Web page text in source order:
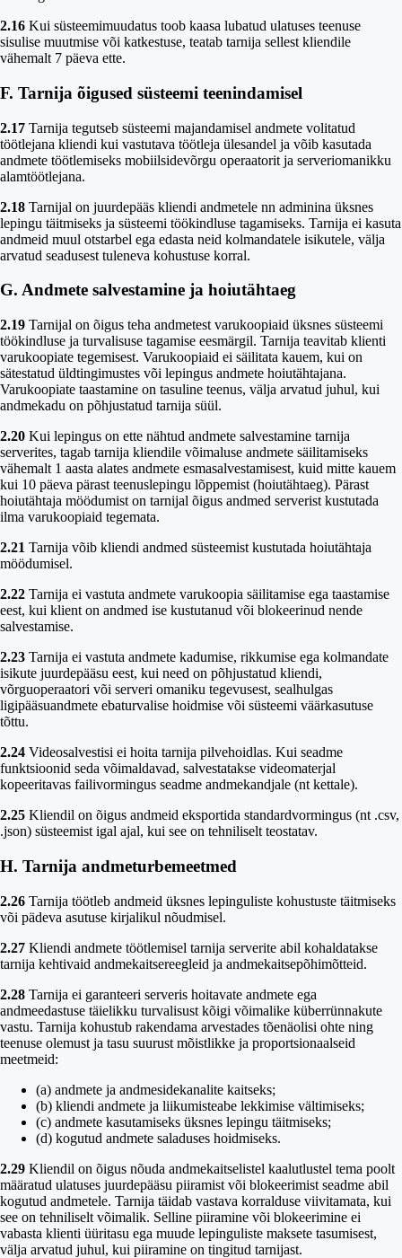
2.16 Kui süsteemimuudatus toob kaasa lubatud ulatuses teenuse
sisulise muutmise või katkestuse, teatab tarnija sellest kliendile
vähemalt 7 päeva ette.
F. Tarnija õigused süsteemi teenindamisel
2.17 Tarnija tegutseb süsteemi majandamisel andmete volitatud
töötlejana kliendi kui vastutava töötleja ülesandel ja võib kasutada
andmete töötlemiseks mobiilsidevõrgu operaatorit ja serveriomanikku
alamtöötlejana.
2.18 Tarnijal on juurdepääs kliendi andmetele nn adminina üksnes
lepingu täitmiseks ja süsteemi töökindluse tagamiseks. Tarnija ei kasuta
andmeid muul otstarbel ega edasta neid kolmandatele isikutele, välja
arvatud seadusest tuleneva kohustuse korral.
G. Andmete salvestamine ja hoiutähtaeg
2.19 Tarnijal on õigus teha andmetest varukoopiaid üksnes süsteemi
töökindluse ja turvalisuse tagamise eesmärgil. Tarnija teavitab klienti
varukoopiate tegemisest. Varukoopiaid ei säilitata kauem, kui on
sätestatud üldtingimustes või lepingus andmete hoiutähtajana.
Varukoopiate taastamine on tasuline teenus, välja arvatud juhul, kui
andmekadu on põhjustatud tarnija süül.
2.20 Kui lepingus on ette nähtud andmete salvestamine tarnija
serverites, tagab tarnija kliendile võimaluse andmete säilitamiseks
vähemalt 1 aasta alates andmete esmasalvestamisest, kuid mitte kauem
kui 10 päeva pärast teenuslepingu lõppemist (hoiutähtaeg). Pärast
hoiutähtaja möödumist on tarnijal õigus andmed serverist kustutada
ilma varukoopiaid tegemata.
2.21 Tarnija võib kliendi andmed süsteemist kustutada hoiutähtaja
möödumisel.
2.22 Tarnija ei vastuta andmete varukoopia säilitamise ega taastamise
eest, kui klient on andmed ise kustutanud või blokeerinud nende
salvestamise.
2.23 Tarnija ei vastuta andmete kadumise, rikkumise ega kolmandate
isikute juurdepääsu eest, kui need on põhjustatud kliendi,
võrguoperaatori või serveri omaniku tegevusest, sealhulgas
ligipääsuandmete ebaturvalise hoidmise või süsteemi väärkasutuse
tõttu.
2.24 Videosalvestisi ei hoita tarnija pilvehoidlas. Kui seadme
funktsioonid seda võimaldavad, salvestatakse videomaterjal
kopeeritavas failivormingus seadme andmekandjale (nt kettale).
2.25 Kliendil on õigus andmeid eksportida standardvormingus (nt .csv,
.json) süsteemist igal ajal, kui see on tehniliselt teostatav.
H. Tarnija andmeturbemeetmed
2.26 Tarnija töötleb andmeid üksnes lepinguliste kohustuste täitmiseks
või pädeva asutuse kirjalikul nõudmisel.
2.27 Kliendi andmete töötlemisel tarnija serverite abil kohaldatakse
tarnija kehtivaid andmekaitsereegleid ja andmekaitsepõhimõtteid.
2.28 Tarnija ei garanteeri serveris hoitavate andmete ega
andmeedastuse täielikku turvalisust kõigi võimalike küberrünnakute
vastu. Tarnija kohustub rakendama arvestades tõenäolisi ohte ning
teenuse olemust ja tasu suurust mõistlikke ja proportsionaalseid
meetmeid:
(a) andmete ja andmesidekanalite kaitseks;
(b) kliendi andmete ja liikumisteabe lekkimise vältimiseks;
(c) andmete kasutamiseks üksnes lepingu täitmiseks;
(d) kogutud andmete saladuses hoidmiseks.
2.29 Kliendil on õigus nõuda andmekaitselistel kaalutlustel tema poolt
määratud ulatuses juurdepääsu piiramist või blokeerimist seadme abil
kogutud andmetele. Tarnija täidab vastava korralduse viivitamata, kui
see on tehniliselt võimalik. Selline piiramine või blokeerimine ei
vabasta klienti üüritasu ega muude lepinguliste maksete tasumisest,
välja arvatud juhul, kui piiramine on tingitud tarnijast.